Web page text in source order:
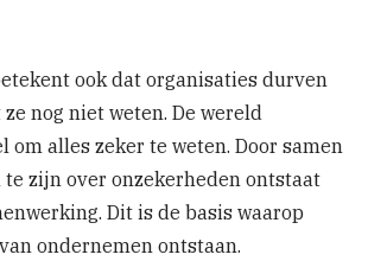
ook dat organisaties durven
nog niet weten. De wereld
om alles zeker te weten. Door samen
te zijn over onzekerheden ontstaat
Dit is de basis waarop
ondernemen ontstaan.